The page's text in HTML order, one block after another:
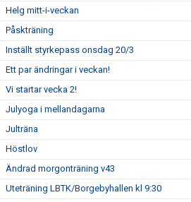
Helg mitt-i-veckan
Påskträning
Inställt styrkepass onsdag 20/3
Ett par ändringar i veckan!
Vi startar vecka 2!
Julyoga i mellandagarna
Julträna
Höstlov
Ändrad morgonträning v43
Uteträning LBTK/Borgebyhallen kl 9:30